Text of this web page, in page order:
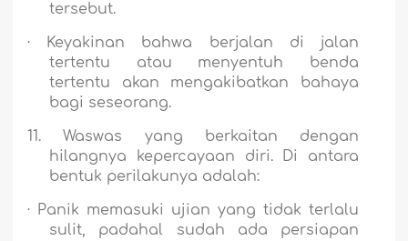
tersebut.
·
Keyakinan bahwa berjalan di jalan
tertentu atau menyentuh benda
tertentu akan mengakibatkan bahaya
bagi seseorang.
11.
Waswas yang berkaitan dengan
hilangnya kepercayaan diri.
Di antara
bentuk perilakunya adalah:
· Panik memasuki ujian yang tidak terlalu
sulit, padahal sudah ada persiapan